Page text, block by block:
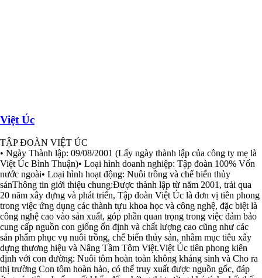
Việt Úc
TẬP ĐOÀN VIỆT ÚC
• Ngày Thành lập: 09/08/2001 (Lấy ngày thành lập của công ty mẹ là
Việt Úc Bình Thuận)• Loại hình doanh nghiệp: Tập đoàn 100% Vốn
nước ngoài• Loại hình hoạt động: Nuôi trồng và chế biến thủy
sảnThông tin giới thiệu chung:Được thành lập từ năm 2001, trải qua
20 năm xây dựng và phát triển, Tập đoàn Việt Úc là đơn vị tiên phong
trong việc ứng dụng các thành tựu khoa học và công nghệ, đặc biệt là
công nghệ cao vào sản xuất, góp phần quan trọng trong việc đảm bảo
cung cấp nguồn con giống ổn định và chất lượng cao cũng như các
sản phẩm phục vụ nuôi trồng, chế biến thủy sản, nhằm mục tiêu xây
dựng thương hiệu và Nâng Tầm Tôm Việt.Việt Úc tiên phong kiên
định với con đường: Nuôi tôm hoàn toàn không kháng sinh và Cho ra
thị trường Con tôm hoàn hảo, có thể truy xuất được nguồn gốc, đáp